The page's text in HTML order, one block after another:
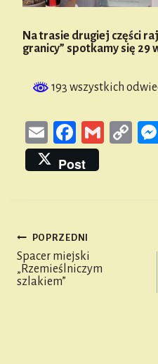
Na trasie drugiej części
granicy” spotkamy się 29
193 wszystkich
E
m
ail
Fa
ce
bo
G
Co
Post
Nawigacja
wpisu
POPRZEDNI
Spacer miejski
„Rzemieślniczym
szlakiem”